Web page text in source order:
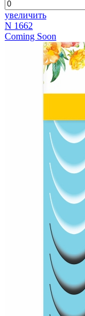
увеличить
N 1662
Coming Soon